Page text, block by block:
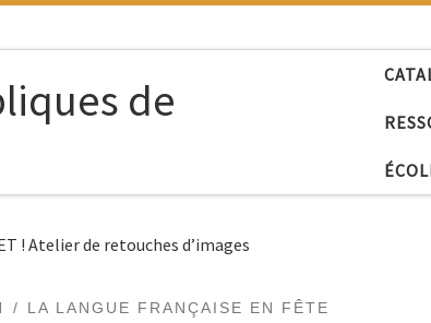
de
! Atelier de retouches d’images
LA LANGUE FRANÇAISE EN FÊTE